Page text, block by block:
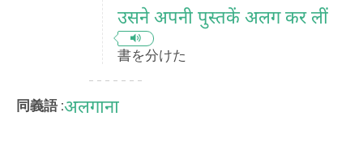
उसने अपनी पुस्तकें अलग कर लीं
書を分けた
同義語 :अलगाना